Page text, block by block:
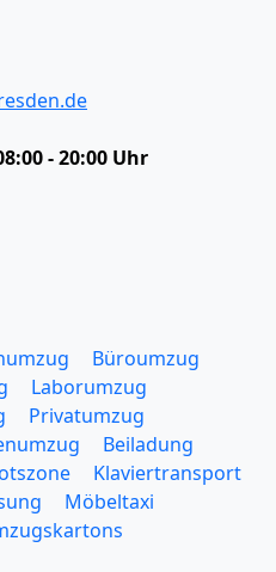
- 20:00 Uhr
Büroumzug
Laborumzug
Privatumzug
Beiladung
Klaviertransport
Möbeltaxi